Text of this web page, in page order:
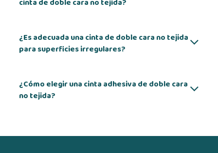
cinta de doble cara no tejida?
¿Es adecuada una cinta de doble cara no tejida
para superficies irregulares?
¿Cómo elegir una cinta adhesiva de doble cara
no tejida?